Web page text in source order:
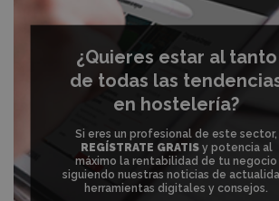
¿Quieres estar al tanto
de todas las
en hostelería?
Si eres un profesional de este sector,
REGÍSTRATE GRATISy potencia al
máximo la rentabilidad de tu negocio
siguiendo nuestras noticias de
herramientas digitales y consejos.